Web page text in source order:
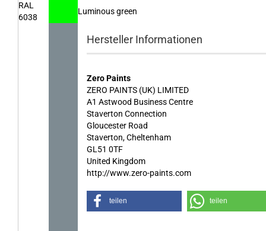
RAL
6038
Luminous green
Hersteller Informationen
Zero Paints
ZERO PAINTS (UK) LIMITED
A1 Astwood Business Centre
Staverton Connection
Gloucester Road
Staverton, Cheltenham
GL51 0TF
United Kingdom
http://www.zero-paints.com
teilen teilen